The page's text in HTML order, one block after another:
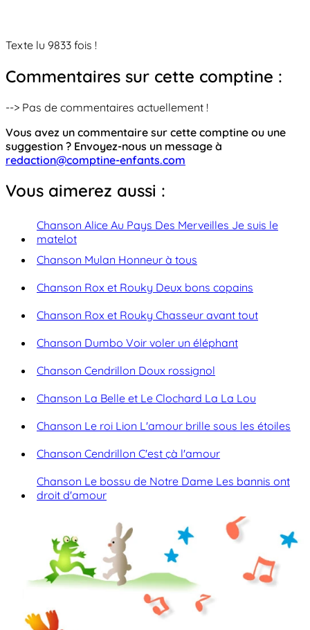
Texte lu 9833 fois !
Commentaires sur cette comptine :
--> Pas de commentaires actuellement !
Vous avez un commentaire sur cette comptine ou une
suggestion ? Envoyez-nous un message à
redaction@comptine-enfants.com
Vous aimerez aussi :
Chanson Alice Au Pays Des Merveilles Je suis le
matelot
Chanson Mulan Honneur à tous
Chanson Rox et Rouky Deux bons copains
Chanson Rox et Rouky Chasseur avant tout
Chanson Dumbo Voir voler un éléphant
Chanson Cendrillon Doux rossignol
Chanson La Belle et Le Clochard La La Lou
Chanson Le roi Lion L'amour brille sous les étoiles
Chanson Cendrillon C'est çà l'amour
Chanson Le bossu de Notre Dame Les bannis ont
droit d'amour